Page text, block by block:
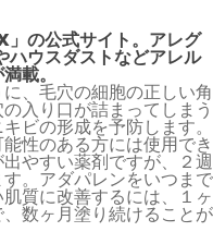
」の公式サイト。アレグ
ハウスダストなどアレル
載。
、毛穴の細胞の正しい角
入り口が詰まってしまう
ビの形成を予防します。
性のある方には使用でき
やすい薬剤ですが、２週
。アダパレンをいつまで
質に改善するには、１ヶ
数ヶ月塗り続けることが